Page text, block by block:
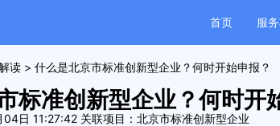
首页 服
读 > 什么是北京市标准创新型企业？何时开始申报？
标准创新型企业？何时开
04日 11:27:42 关联项目： 北京市标准创新型企业